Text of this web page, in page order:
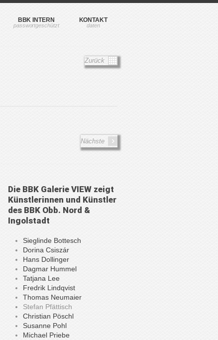
BBK INTERN KONTAKT
Zurück
Nächste
Die BBK Galerie VIEW zeigt
Künstlerinnen und Künstler
des BBK Obb. Nord &
Ingolstadt
Sieglinde Bottesch
Dorina Csiszár
Hans Dollinger
Dagmar Hummel
Tatjana Lee
Fredrik Lindqvist
Thomas Neumaier
Stefan Pfättisch
Christian Pöschl
Susanne Pohl
Michael Priebe